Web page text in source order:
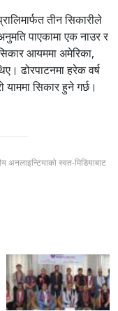
तीन सिकारीले
पाएकामा एक नाउर र
आयममा अमेरिका,
ढोरपाटनमा हरेक वर्ष
सिकार हुने गर्छ।
अनलाइन्टियाको स्वत-मिडियाबाट